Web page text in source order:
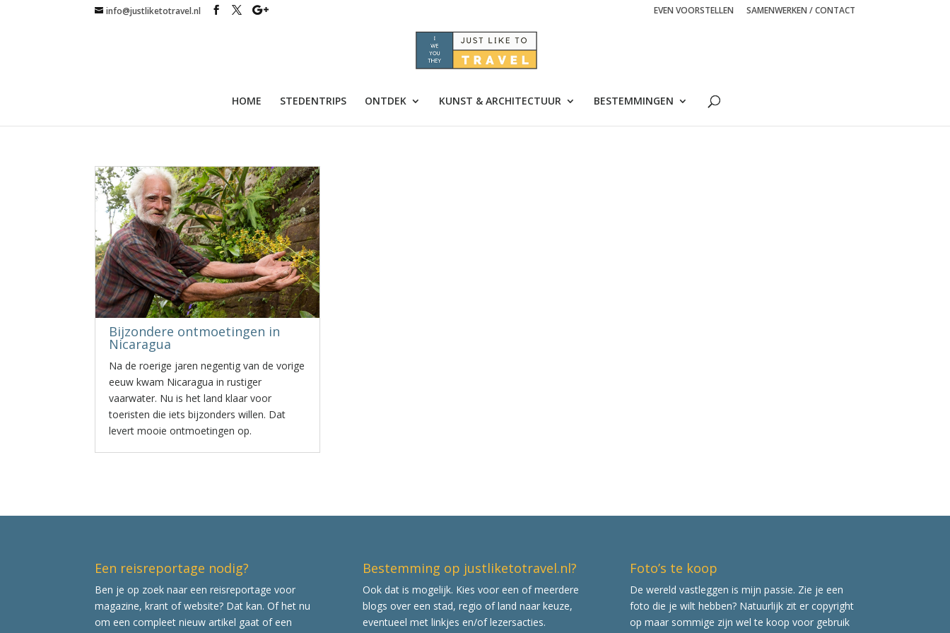
info@justliketotravel.nl EVEN VOORSTELLEN SAMENWERKEN / CONTACT
HOME STEDENTRIPS ONTDEK KUNST & ARCHITECTUUR BESTEMMINGEN
Bijzondere ontmoetingen in
Nicaragua
Na de roerige jaren negentig van de vorige
eeuw kwam Nicaragua in rustiger
vaarwater. Nu is het land klaar voor
toeristen die iets bijzonders willen. Dat
levert mooie ontmoetingen op.
Een reisreportage nodig?
Ben je op zoek naar een reisreportage voor
magazine, krant of website? Dat kan. Of het nu
om een compleet nieuw artikel gaat of een
Bestemming op justliketotravel.nl?
Ook dat is mogelijk. Kies voor een of meerdere
blogs over een stad, regio of land naar keuze,
eventueel met linkjes en/of lezersacties.
Foto’s te koop
De wereld vastleggen is mijn passie. Zie je een
foto die je wilt hebben? Natuurlijk zit er copyright
op maar sommige zijn wel te koop voor gebruik